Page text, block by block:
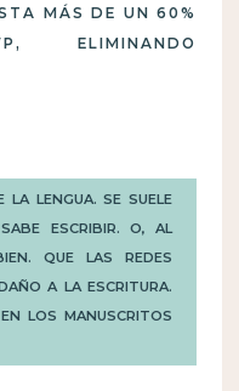
MÁS DE UN 60%
ELIMINANDO
LENGUA. SE SUELE
ESCRIBIR. O, AL
QUE LAS REDES
A LA ESCRITURA.
LOS MANUSCRITOS